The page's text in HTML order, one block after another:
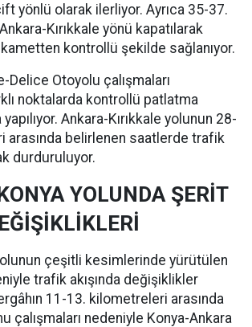
yönlü olarak ilerliyor. Ayrıca 35-37.
Kırıkkale yönü kapatılarak
kontrollü şekilde sağlanıyor.
Delice Otoyolu çalışmaları
noktalarda kontrollü patlatma
Ankara-Kırıkkale yolunun 28-
arasında belirlenen saatlerde trafik
durduruluyor.
YOLUNDA ŞERİT
çeşitli kesimlerinde yürütülen
trafik akışında değişiklikler
11-13. kilometreleri arasında
çalışmaları nedeniyle Konya-Ankara